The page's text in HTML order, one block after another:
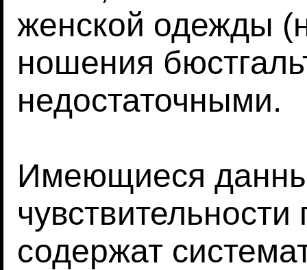
женской одежды
ношения
недостаточными.
Имеющиеся
чувствительности
содержат